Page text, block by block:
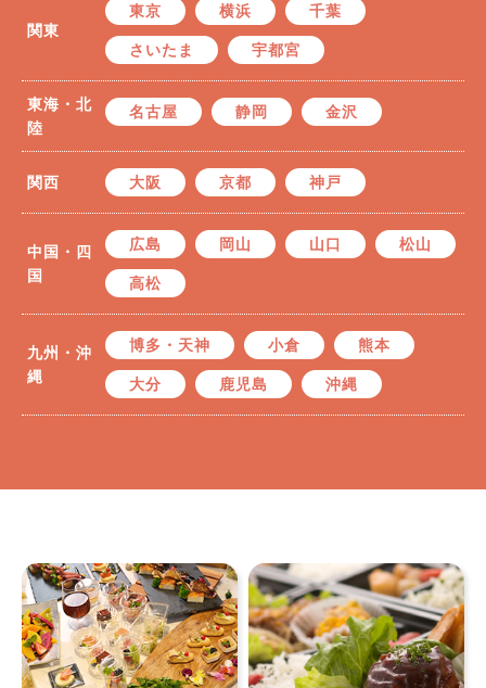
関東
東京 横浜 千葉
さいたま 宇都宮
東海・北
陸
名古屋 静岡 金沢
関西 大阪 京都 神戸
中国・四
国
広島 岡山 山口 松山
高松
九州・沖
縄
博多・天神 小倉 熊本
大分 鹿児島 沖縄